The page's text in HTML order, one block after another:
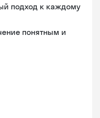
подход к каждому
понятным и